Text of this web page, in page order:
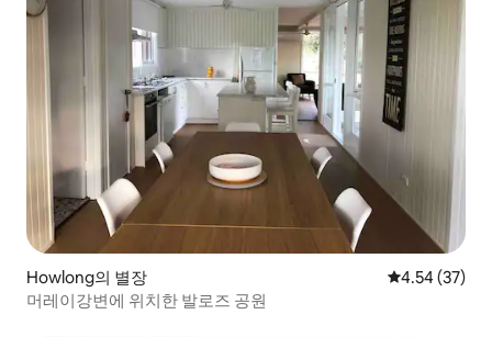
Howlong의 별장 평점 4.54점(5
4.54 (37)
머레이강변에 위치한 발로즈 공원